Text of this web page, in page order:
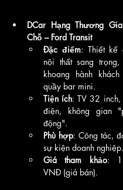
DCar Hạng Thương
Chỗ – Ford Transit
Đặc điểm: Thiết kế
nội thất sang trọng,
khoang hành
quầy bar mini.
Tiện ích: TV 32
điện, không gian
động".
Phù hợp: Công tác,
sự kiện doanh nghiệp.
Giá tham khảo:
VNĐ (giá bán).